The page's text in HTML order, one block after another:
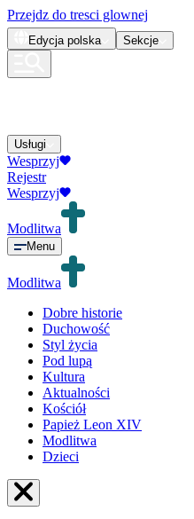
Przejdz do tresci glownej
Edycja polska Sekcje
Usługi
Wesprzyj
Rejestr
Wesprzyj
Modlitwa
Menu
Modlitwa
Dobre historie
Duchowość
Styl życia
Pod lupą
Kultura
Aktualności
Kościół
Papież Leon XIV
Modlitwa
Dzieci